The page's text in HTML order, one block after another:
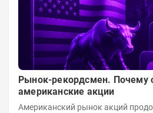
Рынок-рекордсмен. Почему
американские акции
Американский рынок акций